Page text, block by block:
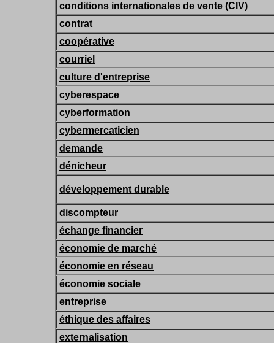
conditions internationales de vente (CIV)
contrat
coopérative
courriel
culture d'entreprise
cyberespace
cyberformation
cybermercaticien
demande
dénicheur
développement durable
discompteur
échange financier
économie de marché
économie en réseau
économie sociale
entreprise
éthique des affaires
externalisation